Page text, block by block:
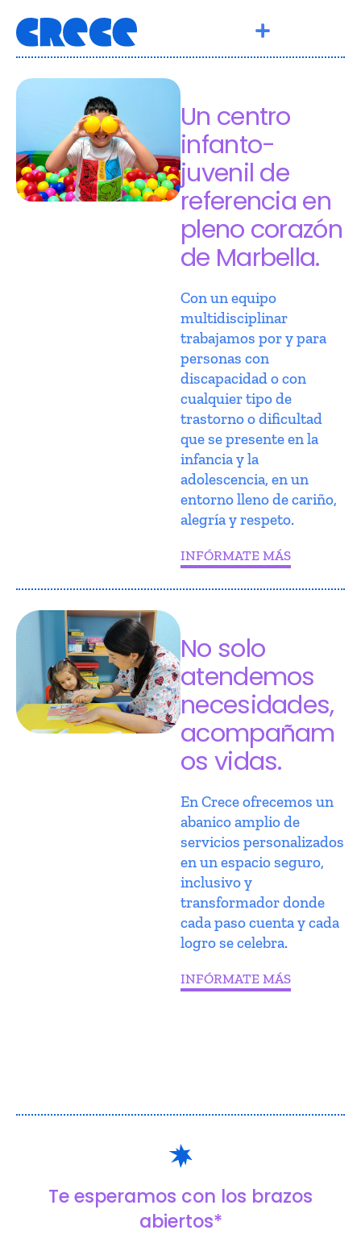
Un centro
infanto-
juvenil de
referencia en
pleno corazón
de Marbella.
Con un equipo
multidisciplinar
trabajamos por y para
personas con
discapacidad o con
cualquier tipo de
trastorno o dificultad
que se presente en la
infancia y la
adolescencia, en un
entorno lleno de cariño,
alegría y respeto.
INFÓRMATE MÁS
No solo
atendemos
necesidades,
acompañam
os vidas.
En Crece ofrecemos un
abanico amplio de
servicios personalizados
en un espacio seguro,
inclusivo y
transformador donde
cada paso cuenta y cada
logro se celebra.
INFÓRMATE MÁS
Te esperamos con los brazos
abiertos*